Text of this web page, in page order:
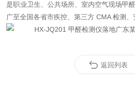
是职业卫生、公共场所、室内空气现场甲
广至全国各省市疾控、第三方 CMA 检测、
返回列表